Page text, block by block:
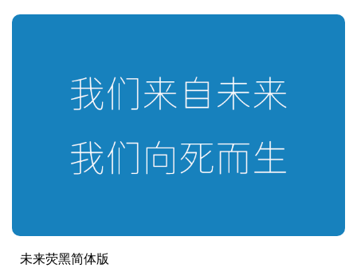
未来荧黑简体版